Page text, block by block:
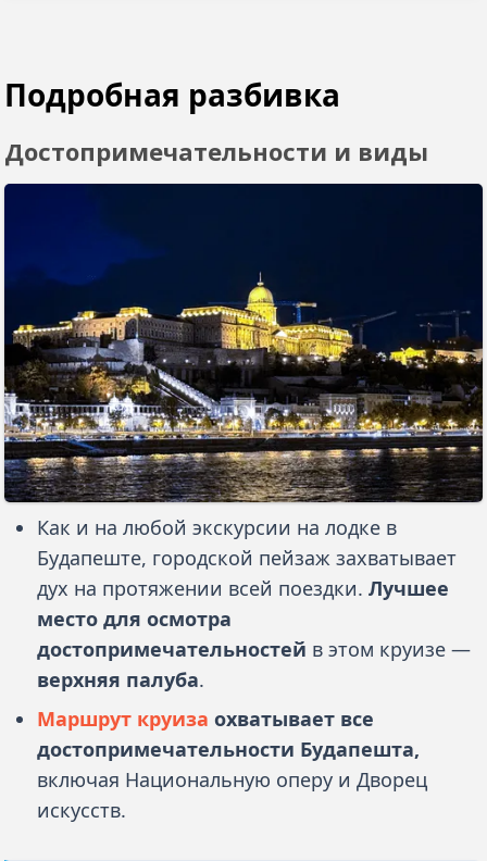
Подробная разбивка
Достопримечательности и виды
Как и на любой экскурсии на лодке в
Будапеште, городской пейзаж захватывает
дух на протяжении всей поездки.Лучшее
место для осмотра
достопримечательностей в этом круизе —
верхняя палуба.
Маршрут круиза охватывает все
достопримечательности Будапешта,
включая Национальную оперу и Дворец
искусств.